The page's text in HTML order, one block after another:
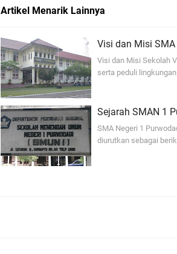
Artikel Menarik Lainnya
Visi dan Misi
Visi dan Misi Sekolah
serta peduli
Sejarah SMAN 1
SMA Negeri 1
diurutkan sebagai